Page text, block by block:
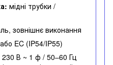
мідні трубки /
зовнішнє виконання
EC (IP54/IP55)
230 В ~ 1 ф / 50–60 Гц